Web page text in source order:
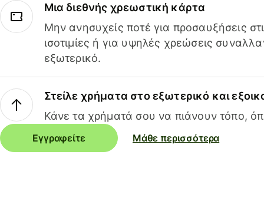
Μια διεθνής χρεωστική κάρτα
Μην ανησυχείς ποτέ για προσαυξήσεις
ισοτιμίες ή για υψηλές χρεώσεις
εξωτερικό.
Στείλε χρήματα στο εξωτερικό και
Κάνε τα χρήματά σου να πιάνουν τόπο,
Εγγραφείτε Μάθε περισσότερα